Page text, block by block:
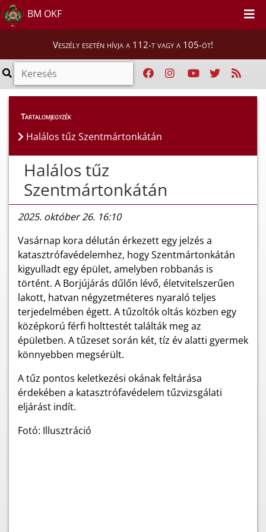
BM OKF
Veszély esetén hívja a 112-t vagy a 105-öt!
Híreink > Hírek
Tartalomjegyzék
Halálos tűz Szentmártonkátán
Halálos tűz
Szentmártonkátán
2025. október 26. 16:10
Vasárnap kora délután érkezett egy jelzés a
katasztrófavédelemhez, hogy Szentmártonkátán
kigyulladt egy épület, amelyben robbanás is
történt. A Borjújárás dűlőn lévő, életvitelszerűen
lakott, hatvan négyzetméteres nyaraló teljes
terjedelmében égett. A tűzoltók oltás közben egy
középkorú férfi holttestét találták meg az
épületben. A tűzeset során két, tíz év alatti gyermek
könnyebben megsérült.
A tűz pontos keletkezési okának feltárása
érdekében a katasztrófavédelem tűzvizsgálati
eljárást indít.
Fotó: Illusztráció